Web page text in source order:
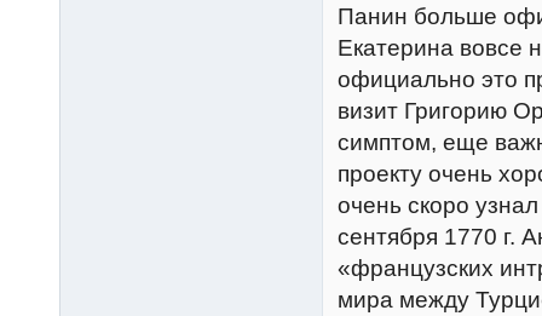
Панин больше
Екатерина вовсе
официально это
визит Григорию
симптом, еще
проекту очень
очень скоро
сентября 1770 г.
«французских
мира между